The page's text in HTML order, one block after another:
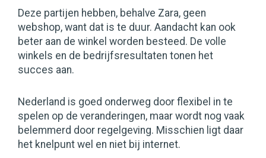
Deze partijen hebben, behalve Zara, geen
webshop, want dat is te duur. Aandacht kan ook
beter aan de winkel worden besteed. De volle
winkels en de bedrijfsresultaten tonen het
succes aan.
Nederland is goed onderweg door flexibel in te
spelen op de veranderingen, maar wordt nog vaak
belemmerd door regelgeving. Misschien ligt daar
het knelpunt wel en niet bij internet.